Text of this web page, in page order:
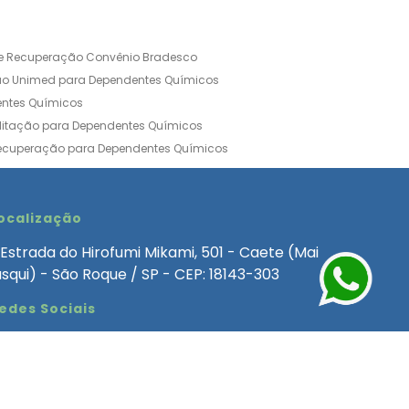
Recuperação Convênio Bradesco
Unimed para Dependentes Químicos
Químicos
para Dependentes Químicos
para Dependentes Químicos
Convênio Médico SulAmérica
de Recuperação Alcoolismo
Clínica de Recuperação para Alcoólatra
Químicos
Clinica Dependencia Quimica
para Dependentes Quimicos
Químicos Particular
Estrada do Hirofumi Mikami, 501 - Caete (Mai
- São Roque / SP - CEP: 18143-303
Sociais